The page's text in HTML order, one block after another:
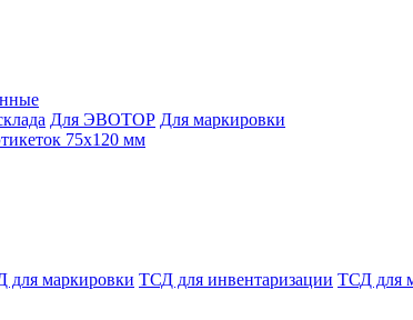
Для ЭВОТОР Для маркировки
75х120 мм
для маркировки ТСД для инвентаризации ТСД для